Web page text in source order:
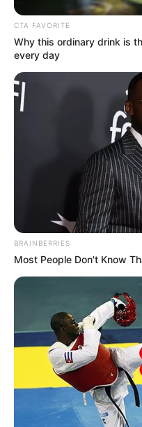
“Cuando se
inclinación,
óptima que
sanguíneo”,
CTA FAVORITE
Why this ordinary drink is
every day
BRAINBERRIES
Most People Don't Know